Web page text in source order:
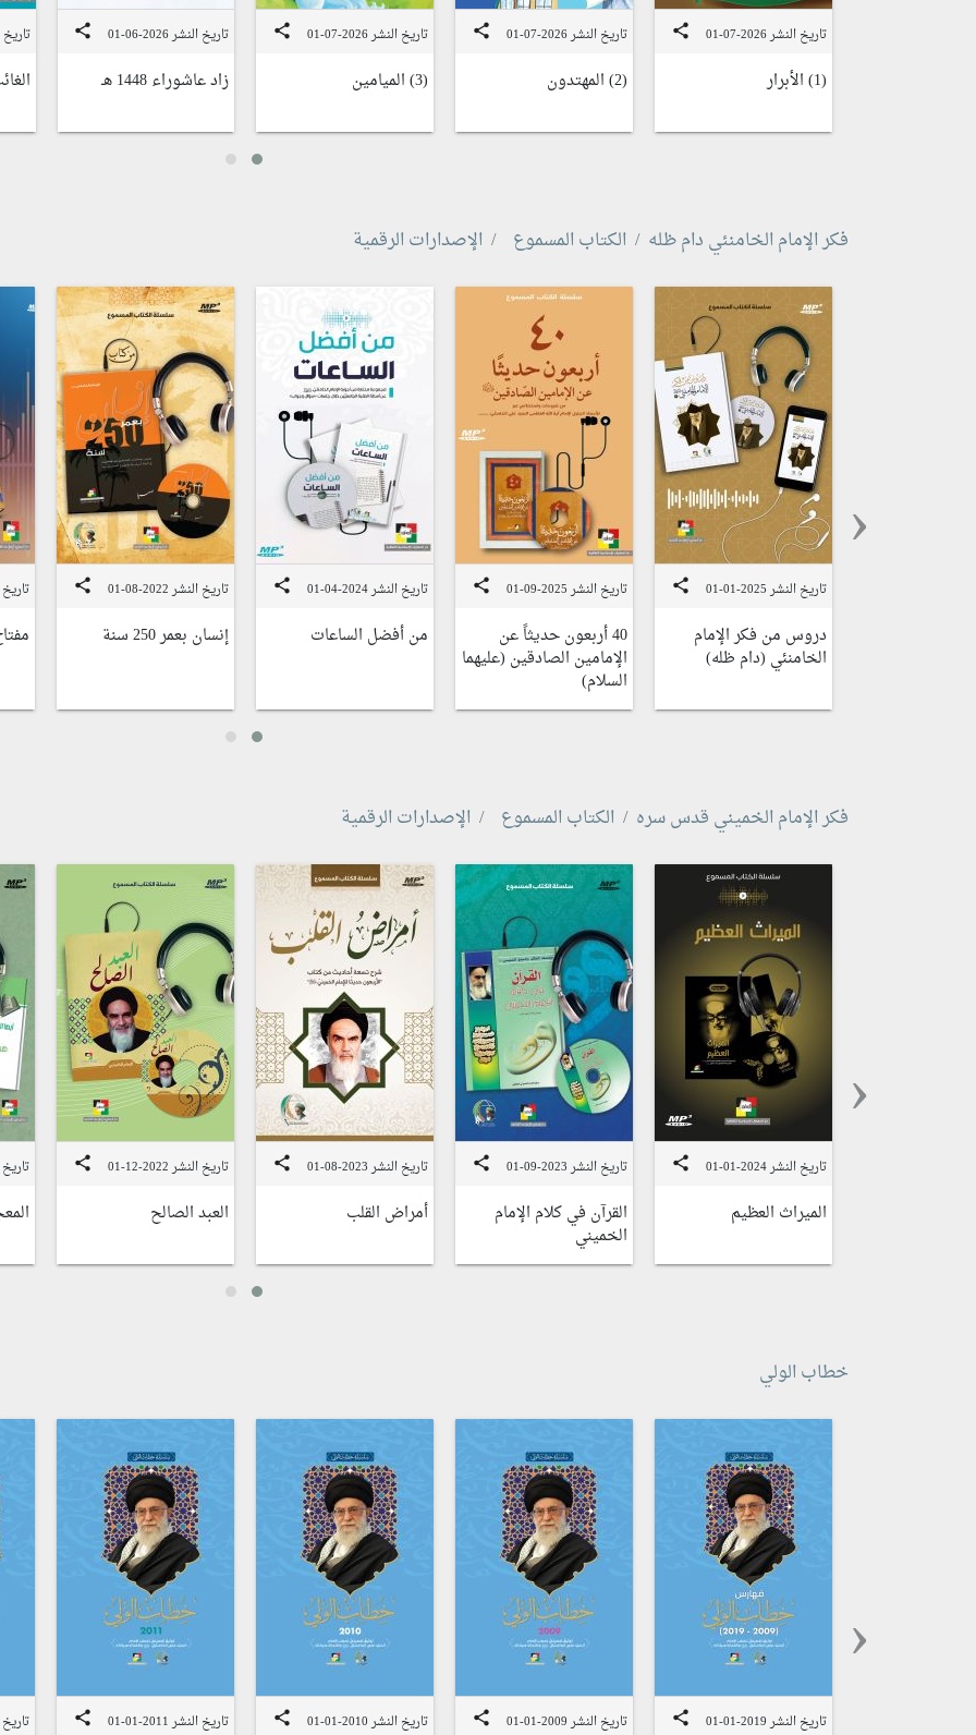
تاريخ النشر 2026-07-01 share
(1) الأبرار
تاريخ النشر 2026-07-01 share
(2) المهتدون
تاريخ النشر 2026-07-01 share
(3) الميامين
تاريخ النشر 2026-06-01 share
زاد عاشوراء 1448 هـ
تاريخ
فكر الإمام الخامنئي دام ظله الكتاب المسموع الإصدارات الرقمية
تاريخ النشر 2025-01-01 share
دروس من فكر الإمام
الخامنئي (دام ظله)
تاريخ النشر 2025-09-01 share
40 أربعون حديثاً عن
الإمامين الصادقين (عليهما
السلام)
تاريخ النشر 2024-04-01 share
من أفضل الساعات
تاريخ النشر 2022-08-01 share
إنسان بعمر 250 سنة
تاريخ
‹
فكر الإمام الخميني قدس سره الكتاب المسموع الإصدارات الرقمية
تاريخ النشر 2024-01-01 share
الميراث العظيم
تاريخ النشر 2023-09-01 share
القرآن في كلام الإمام
الخميني
تاريخ النشر 2023-08-01 share
أمراض القلب
تاريخ النشر 2022-12-01 share
العبد الصالح
تاريخ
‹
خطاب الولي
تاريخ النشر 2019-01-01 share تاريخ النشر 2009-01-01 share تاريخ النشر 2010-01-01 share تاريخ النشر 2011-01-01 share تاريخ
‹